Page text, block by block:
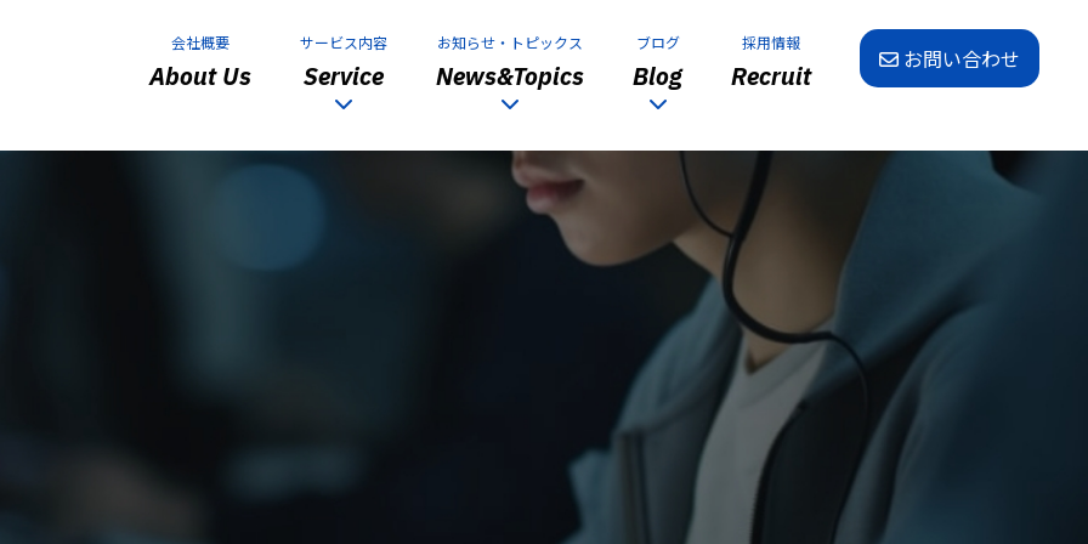
会社概要
About Us
サービス内容
Service
お知らせ・トピックス
News&Topics
ブログ
Blog
採用情報
Recruit
お問い合わせ